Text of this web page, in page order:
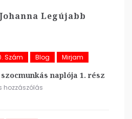
Legújabb
Szám Blog Mirjam
naplója 1. rész
hozzászólás